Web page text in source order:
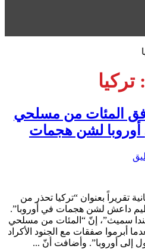
:تركيا
المئات من مسلحي
لشن هجمات
تقريراً بعنوان “تركيا تحذر من
داعش لشن هجمات في أوروبا”.
سميث”، إنّ “المئات من مسلحي
أبرموا صفقات مع الجنود الأكراد
إلى أوروبا”. وأضافت أنّ ...